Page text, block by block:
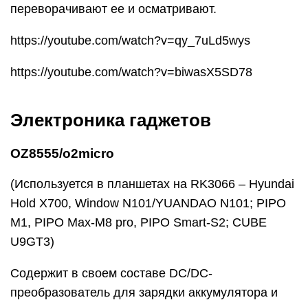
переворачивают ее и осматривают.
https://youtube.com/watch?v=qy_7uLd5wys
https://youtube.com/watch?v=biwasX5SD78
Электроника гаджетов
OZ8555/o2micro
(Используется в планшетах на RK3066 – Hyundai
Hold X700, Window N101/YUANDAO N101; PIPO
M1, PIPO Max-M8 pro, PIPO Smart-S2; CUBE
U9GT3)
Содержит в своем составе DC/DC-
преобразователь для зарядки аккумулятора и